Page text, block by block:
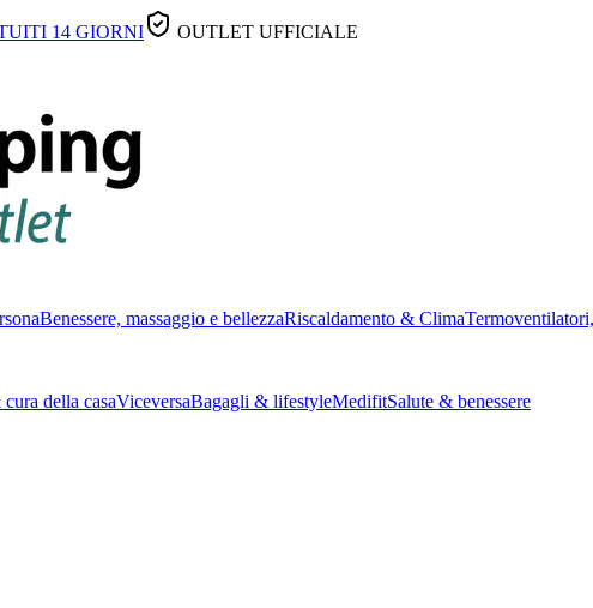
14 GIORNI OUTLET UFFICIALE
Benessere, massaggio e bellezzaRiscaldamento & Clima
della casaViceversaBagagli & lifestyleMedifitSalute & benessere